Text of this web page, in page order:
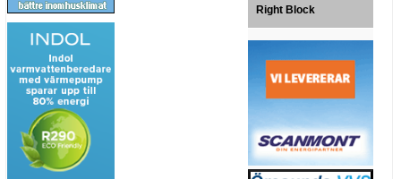
Right Block